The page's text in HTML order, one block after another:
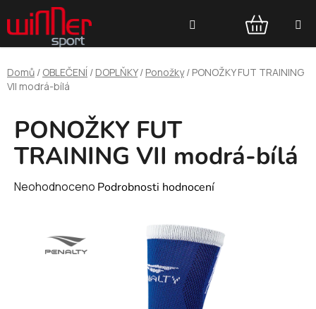
na
obsah
NÁKUPNÍ
KOŠÍK
Domů / OBLEČENÍ / DOPLŇKY / Ponožky / PONOŽKY FUT TRAINING
VII modrá-bílá
PONOŽKY FUT
TRAINING VII modrá-bílá
Průměrné
Neohodnoceno Podrobnosti hodnocení